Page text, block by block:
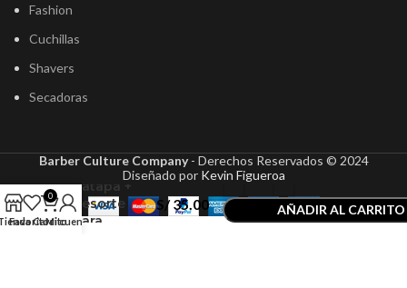
Fashion
Cuchillas
Shavers
Secadoras
Barber Culture Company- Derechos Reservados © 2024
Diseñado por Kevin Figueroa
JRL
Repuesto
Zatapa +
Resorte
para
S/35.00
AÑADIR AL CARRITO
Favoritos
0
Carrito
Mi cuenta